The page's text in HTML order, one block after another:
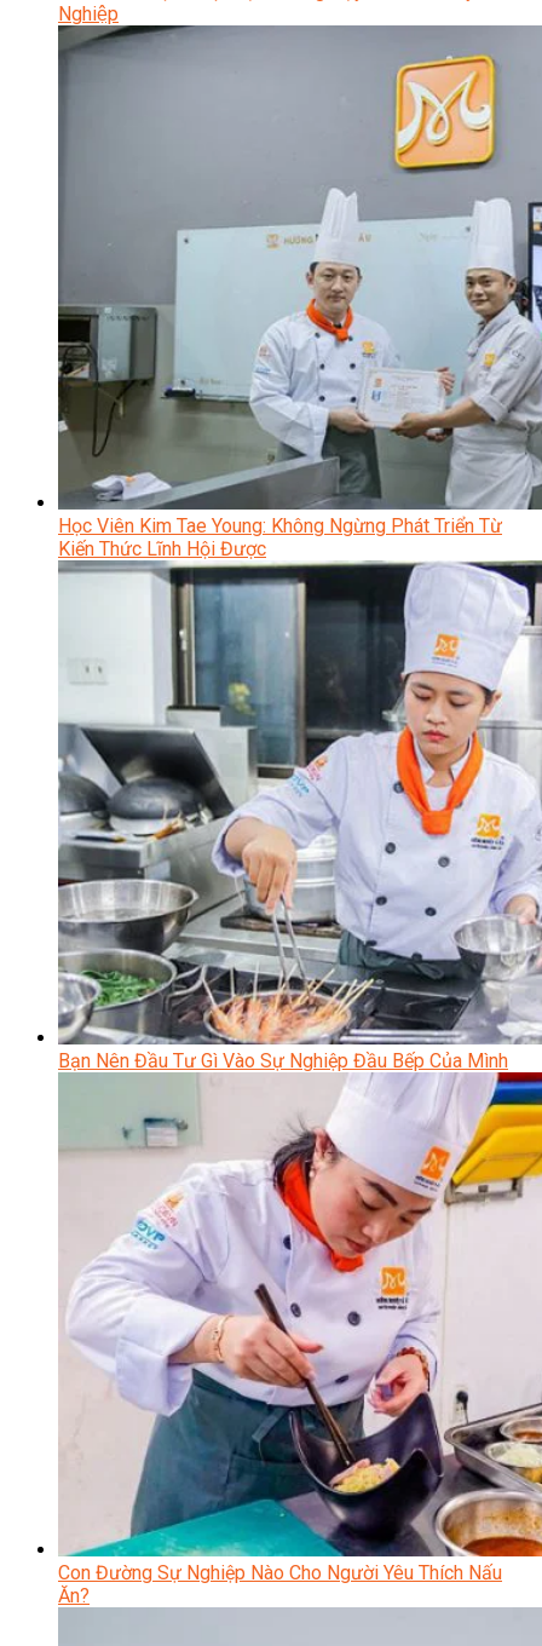
Nghiệp
Học Viên Kim Tae Young: Không Ngừng Phát Triển Từ
Kiến Thức Lĩnh Hội Được
Bạn Nên Đầu Tư Gì Vào Sự Nghiệp Đầu Bếp Của Mình
Con Đường Sự Nghiệp Nào Cho Người Yêu Thích Nấu
Ăn?